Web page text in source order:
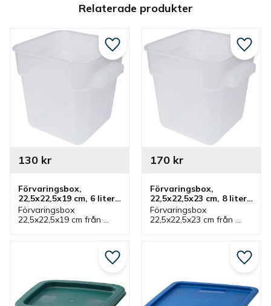
Relaterade produkter
Förvaringsbox,
22,5x22,5x19 cm, 6 liter,
plast, vit
Förvaringsbox
22,5x22,5x19 cm från
tillhörande lock och ingår
130kr
Lägg till i favoriter
Förvaringsbox,
22,5x22,5x23 cm, 8 liter,
plast, vit
Förvaringsbox
22,5x22,5x23 cm från
tillhörande lock och ingår
170kr
Lägg
Lägg till i favoriter Lägg